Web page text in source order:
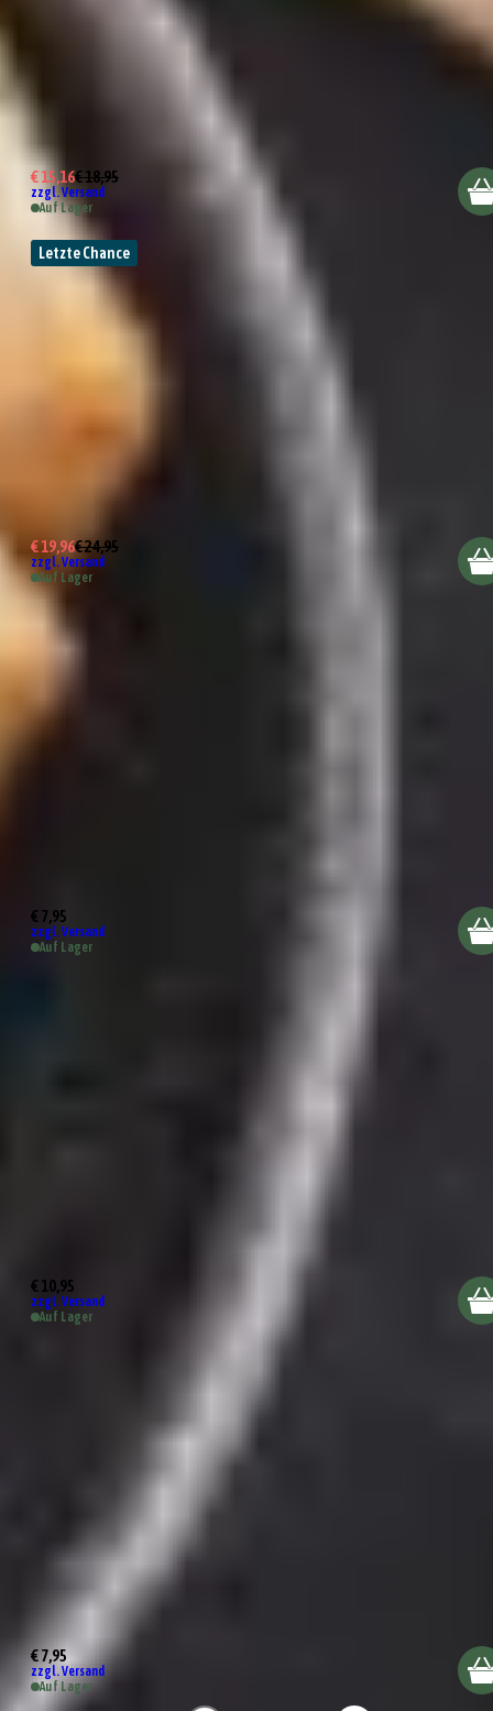
2er Set Schalen 11cm
€ 15,16€ 18,95
zzgl. Versand
Auf Lager
Letzte Chance
€ 19,96€ 24,95
zzgl. Versand
Auf Lager
€ 7,95
zzgl. Versand
Auf Lager
Almeria Schüssel 13cm
€ 10,95
zzgl. Versand
Auf Lager
€ 7,95
zzgl. Versand
Auf Lager